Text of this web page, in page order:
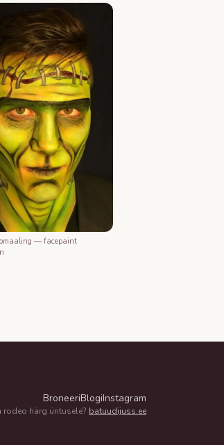
— facepaint
BroneeriBlogiInstagram
rodeo härg üritusele? batuudijuss.ee